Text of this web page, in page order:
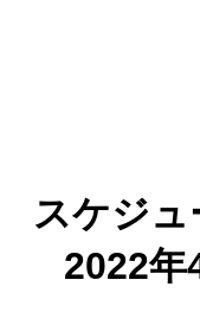
スケジュ
2022年